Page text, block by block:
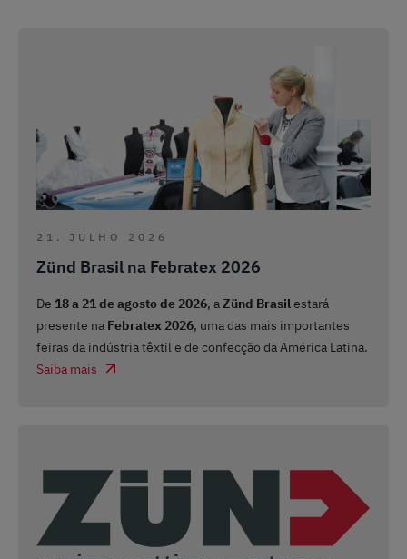
21. JULHO 2026
Zünd Brasil na Febratex 2026
De 18 a 21 de agosto de 2026, aZünd Brasilestará
presente na Febratex 2026, uma das mais importantes
feiras da indústria têxtil e de confecção da América Latina.
Saiba mais